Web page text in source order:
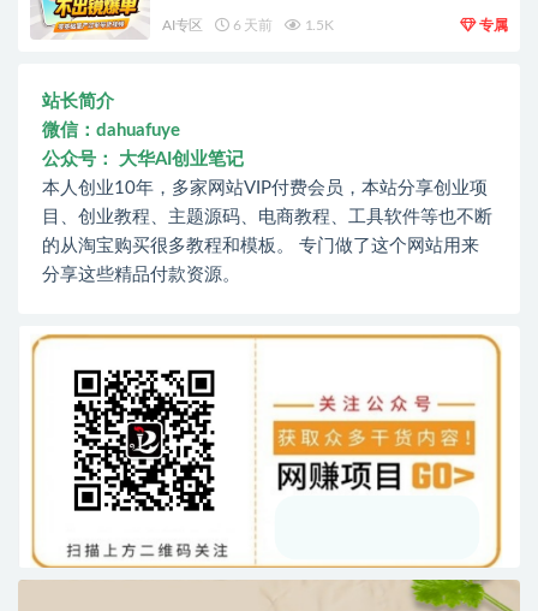
AI专区 6 天前 1.5K 专属
站长简介
微信：dahuafuye
公众号： 大华AI创业笔记
本人创业10年，多家网站VIP付费会员，本站分享创业项
目、创业教程、主题源码、电商教程、工具软件等也不断
的从淘宝购买很多教程和模板。 专门做了这个网站用来
分享这些精品付款资源。